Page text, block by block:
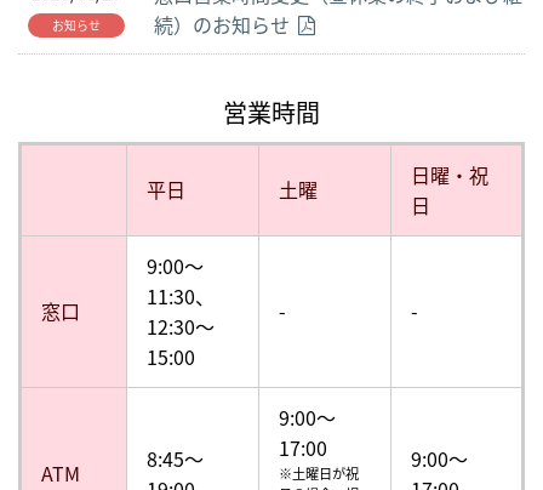
お知らせ
続）のお知らせ
営業時間
平日 土曜
日曜・祝
日
窓口
9:00〜
11:30、
12:30〜
15:00
- -
ATM
8:45～
9:00～
17:00
※土曜日が祝
9:00～